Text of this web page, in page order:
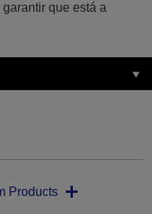
que está a
Products